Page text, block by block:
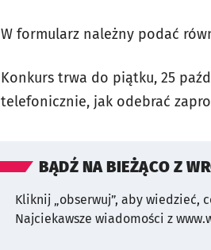
W formularz należny podać
Konkurs trwa do piątku, 25
telefonicznie, jak odebrać
BĄDŹ NA BIEŻĄCO Z
Kliknij „obserwuj”, aby wiedzieć,
Najciekawsze wiadomości z